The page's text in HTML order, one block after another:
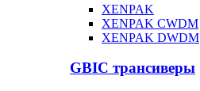
XENPAK
XENPAK CWDM
XENPAK DWDM
GBIC трансиверы